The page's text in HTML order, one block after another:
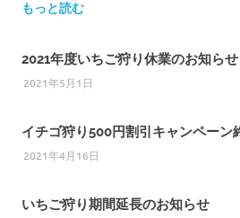
もっと読む
2021年度いちご狩り休業のお知らせ
2021年5月1日
イチゴ狩り500円割引キャンペーン
2021年4月16日
いちご狩り期間延長のお知らせ